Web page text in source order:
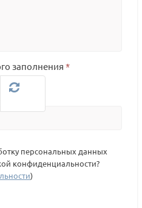
заполнения *
персональных данных
конфиденциальности?
)